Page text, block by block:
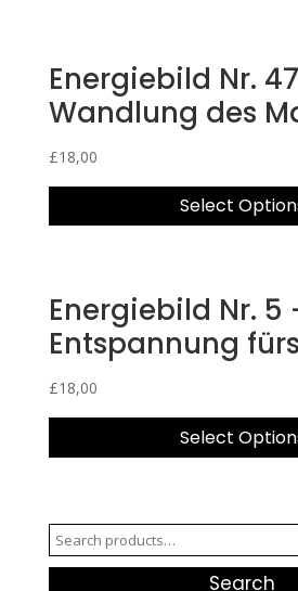
Energiebild Nr.
Wandlung des
£18,00
Select
Energiebild Nr. 5
Entspannung
£18,00
Select
Search
for:
Search